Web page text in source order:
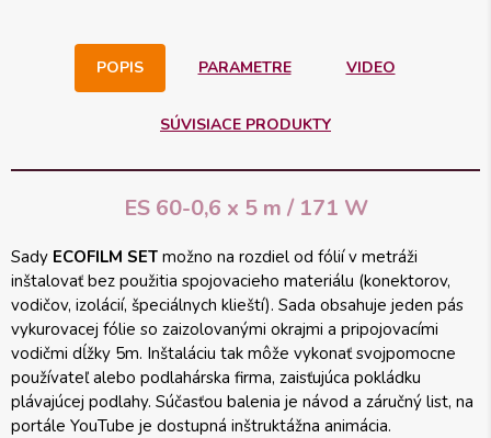
POPIS PARAMETRE VIDEO
SÚVISIACE PRODUKTY
ES 60-0,6 x 5 m / 171 W
Sady ECOFILM SET možno na rozdiel od fólií v metráži
inštalovať bez použitia spojovacieho materiálu (konektorov,
vodičov, izolácií, špeciálnych klieští). Sada obsahuje jeden pás
vykurovacej fólie so zaizolovanými okrajmi a pripojovacími
vodičmi dĺžky 5m. Inštaláciu tak môže vykonať svojpomocne
používateľ alebo podlahárska firma, zaisťujúca pokládku
plávajúcej podlahy. Súčasťou balenia je návod a záručný list, na
portále YouTube je dostupná inštruktážna animácia.